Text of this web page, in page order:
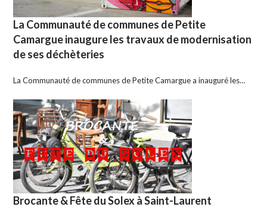
La Communauté de communes de Petite
Camargue inaugure les travaux de modernisation
de ses déchèteries
La Communauté de communes de Petite Camargue a inauguré les…
Brocante & Fête du Solex à Saint-Laurent